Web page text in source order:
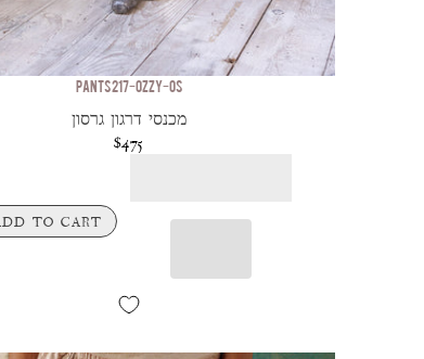
PANTS 217-OZZY-OS
מכנסי דרגון גרסון
$475
TO CART